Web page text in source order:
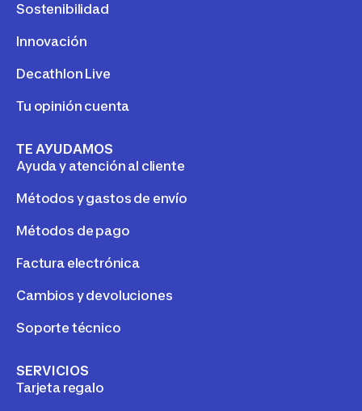
Sostenibilidad
Innovación
Decathlon Live
Tu opinión cuenta
TE AYUDAMOS
Ayuda y atención al cliente
Métodos y gastos de envío
Métodos de pago
Factura electrónica
Cambios y devoluciones
Soporte técnico
SERVICIOS
Tarjeta regalo